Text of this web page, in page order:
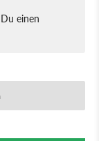
einen